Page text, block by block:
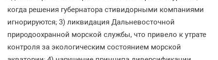
когда решения губернатора стивидорными компаниями
игнорируются; 3) ликвидация Дальневосточной
природоохранной морской службы, что привело к утрате
контроля за экологическим состоянием морской